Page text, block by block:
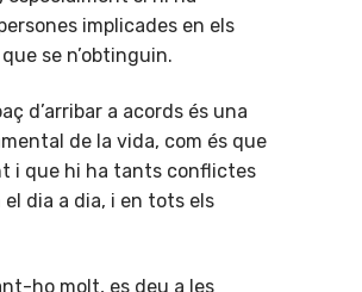
implicades en els
se n’obtinguin.
d’arribar a acords és una
de la vida, com és que
i que hi ha tants conflictes
el dia a dia, i en tots els
ho molt, es deu a les